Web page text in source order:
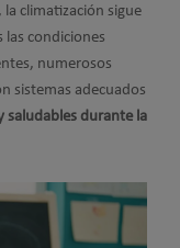
la climatización sigue
condiciones
numerosos
sistemas adecuados
saludables durante la